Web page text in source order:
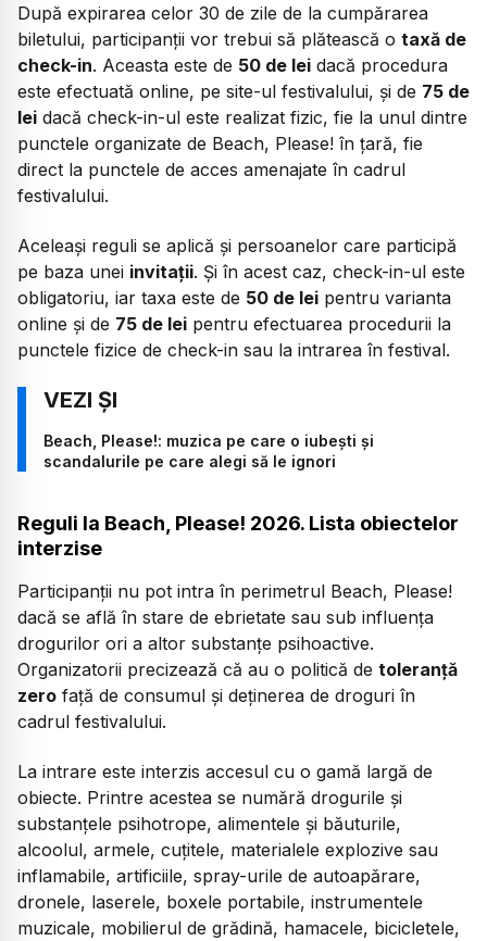
După expirarea celor 30 de zile de la cumpărarea
biletului, participanții vor trebui să plătească o taxă de
check-in. Aceasta este de 50 de lei dacă procedura
este efectuată online, pe site-ul festivalului, și de 75 de
lei dacă check-in-ul este realizat fizic, fie la unul dintre
punctele organizate de Beach, Please! în țară, fie
direct la punctele de acces amenajate în cadrul
festivalului.
Aceleași reguli se aplică și persoanelor care participă
pe baza unei invitații. Și în acest caz, check-in-ul este
obligatoriu, iar taxa este de 50 de lei pentru varianta
online și de 75 de lei pentru efectuarea procedurii la
punctele fizice de check-in sau la intrarea în festival.
Beach, Please!: muzica pe care o iubești și
scandalurile pe care alegi să le ignori
Reguli la Beach, Please! 2026. Lista obiectelor
interzise
Participanții nu pot intra în perimetrul Beach, Please!
dacă se află în stare de ebrietate sau sub influența
drogurilor ori a altor substanțe psihoactive.
Organizatorii precizează că au o politică de toleranță
zero față de consumul și deținerea de droguri în
cadrul festivalului.
La intrare este interzis accesul cu o gamă largă de
obiecte. Printre acestea se numără drogurile și
substanțele psihotrope, alimentele și băuturile,
alcoolul, armele, cuțitele, materialele explozive sau
inflamabile, artificiile, spray-urile de autoapărare,
dronele, laserele, boxele portabile, instrumentele
muzicale, mobilierul de grădină, hamacele, bicicletele,